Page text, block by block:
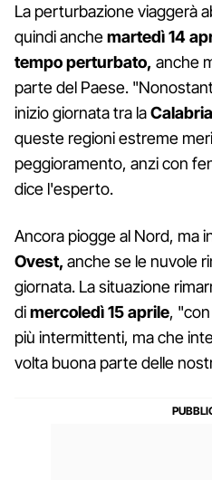
La perturbazione viaggerà
quindi anchemartedì 14
tempo perturbato, anche
parte del Paese.
inizio giornata tra laCalabria
queste regioni estreme
peggioramento, anzi con
dice l'esperto.
Ancora piogge al Nord, ma
Ovest, anche se le nuvole
giornata. La situazione
dimercoledì 15 aprile,
più intermittenti, ma che
volta buona parte delle